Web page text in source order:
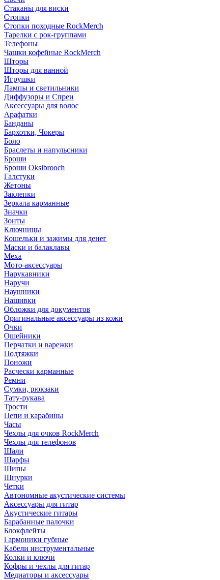
Стаканы для виски
Стопки
Стопки походные RockMerch
Тарелки с рок-группами
Телефоны
Чашки кофейные RockMerch
Шторы
Шторы для ванной
Игрушки
Лампы и светильники
Диффузоры и Спреи
Аксессуары для волос
Арафатки
Банданы
Бархотки, Чокеры
Боло
Браслеты и напульсники
Броши
Броши Oksibrooch
Галстуки
Жетоны
Заклепки
Зеркала карманные
Значки
Зонты
Ключницы
Кошельки и зажимы для денег
Маски и балаклавы
Меха
Мото-аксессуары
Нарукавники
Наручи
Наушники
Нашивки
Обложки для документов
Оригинальные аксессуары из кожи
Очки
Ошейники
Перчатки и варежки
Подтяжки
Поножи
Расчески карманные
Ремни
Сумки, рюкзаки
Тату-рукава
Трости
Цепи и карабины
Часы
Чехлы для очков RockMerch
Чехлы для телефонов
Шали
Шарфы
Шипы
Шнурки
Четки
Автономные акустические системы
Аксессуары для гитар
Акустические гитары
Барабанные палочки
Блокфлейты
Гармоники губные
Кабели инструментальные
Колки и ключи
Кофры и чехлы для гитар
Медиаторы и аксессуары